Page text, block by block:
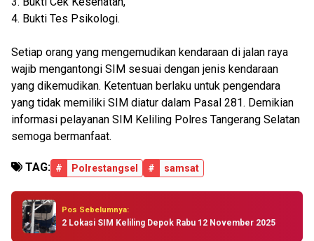
4. Bukti Tes Psikologi.
Setiap orang yang mengemudikan kendaraan di jalan raya
wajib mengantongi SIM sesuai dengan jenis kendaraan
yang dikemudikan. Ketentuan berlaku untuk pengendara
yang tidak memiliki SIM diatur dalam Pasal 281. Demikian
informasi pelayanan SIM Keliling Polres Tangerang Selatan
semoga bermanfaat.
TAG: # Polrestangsel # samsat
Pos Sebelumnya:
2 Lokasi SIM Keliling Depok Rabu 12 November 2025